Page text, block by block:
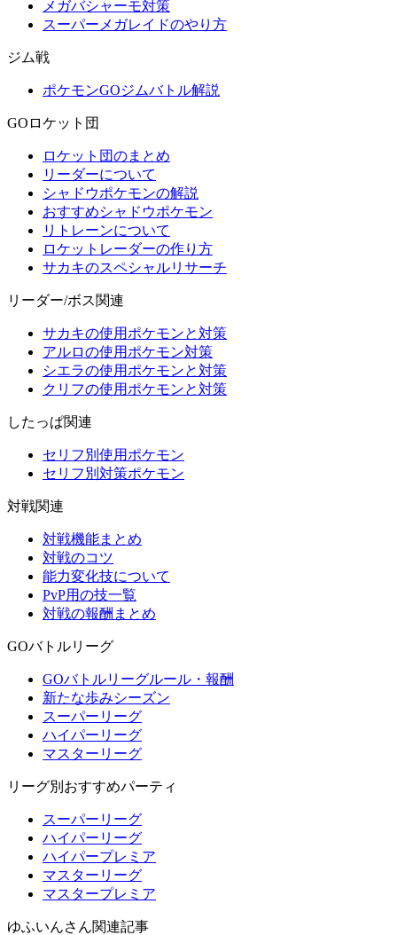
メガバシャーモ対策
スーパーメガレイドのやり方
ジム戦
ポケモンGOジムバトル解説
GOロケット団
ロケット団のまとめ
リーダーについて
シャドウポケモンの解説
おすすめシャドウポケモン
リトレーンについて
ロケットレーダーの作り方
サカキのスペシャルリサーチ
リーダー/ボス関連
サカキの使用ポケモンと対策
アルロの使用ポケモン対策
シエラの使用ポケモンと対策
クリフの使用ポケモンと対策
したっぱ関連
セリフ別使用ポケモン
セリフ別対策ポケモン
対戦関連
対戦機能まとめ
対戦のコツ
能力変化技について
PvP用の技一覧
対戦の報酬まとめ
GOバトルリーグ
GOバトルリーグルール・報酬
新たな歩みシーズン
スーパーリーグ
ハイパーリーグ
マスターリーグ
リーグ別おすすめパーティ
スーパーリーグ
ハイパーリーグ
ハイパープレミア
マスターリーグ
マスタープレミア
ゆふいんさん関連記事